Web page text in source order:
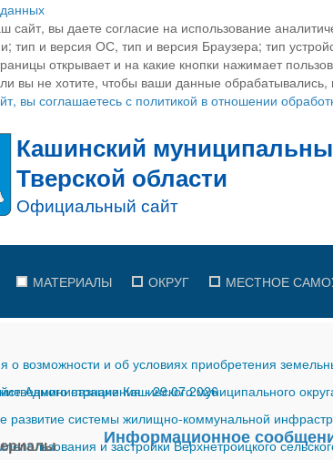
сайт, вы даете согласие на использование
тип и версия ОС, тип и версия Браузера; тип
открывает и на какие кнопки нажимает
вы не хотите, чтобы ваши данные обрабатывались,
вы соглашаетесь с политикой в отношении
МАТЕРИАЛЫ ОКРУГ МЕСТНОЕ
возможности и об условиях приобретения
назначения-29.07.2026
Администрации Кашинского муниципального
развитие системы жилищно-коммунальной
и застройки Верхнетроицкого
Информационное